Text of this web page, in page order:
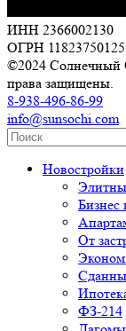
ИНН 2366002130
ОГРН
©2024 Солнечный
права защищены.
8-938-496-86-99
info@sunsochi.com
Новостройки
Бизнес
От
Эконом
ФЗ-214